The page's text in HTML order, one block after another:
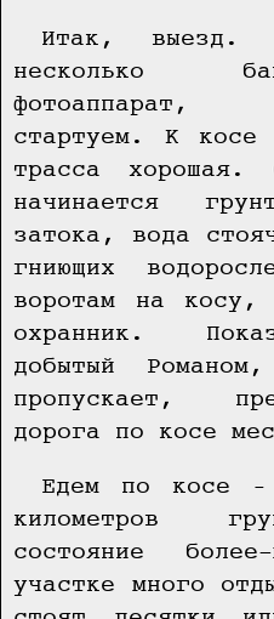
Итак, выезд.
несколько
фотоаппарат,
стартуем. К косе
трасса
начинается
затока, вода
гниющих
воротам на косу,
охранник.
добытый
пропускает,
дорога по косе
Едем по косе –
километров
состояние
участке много